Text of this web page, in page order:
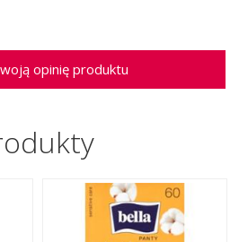
opinię produktu